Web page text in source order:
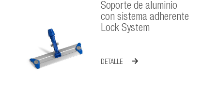
Soporte de aluminio
con sistema adherente
Lock System
DETALLE